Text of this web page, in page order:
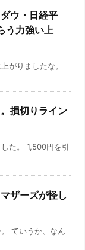
ウ・日経平
う力強い上
がりましたな。
損切りライン
た。 1,500円を引
ザーズが怪し
ていうか、なん